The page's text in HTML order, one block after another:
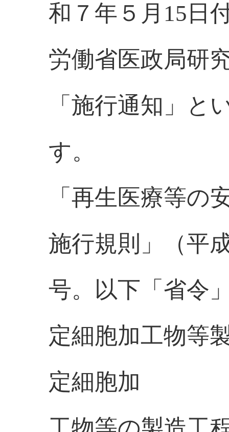
和７年５月15日
労働省医政局研
「施行通知」と
す。
「再生医療等の
施行規則」（平
号。以下「省令
定細胞加工物等
定細胞加